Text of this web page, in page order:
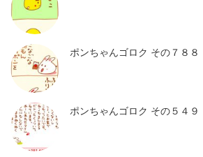
ポンちゃんゴロク その７８８
ポンちゃんゴロク その５４９